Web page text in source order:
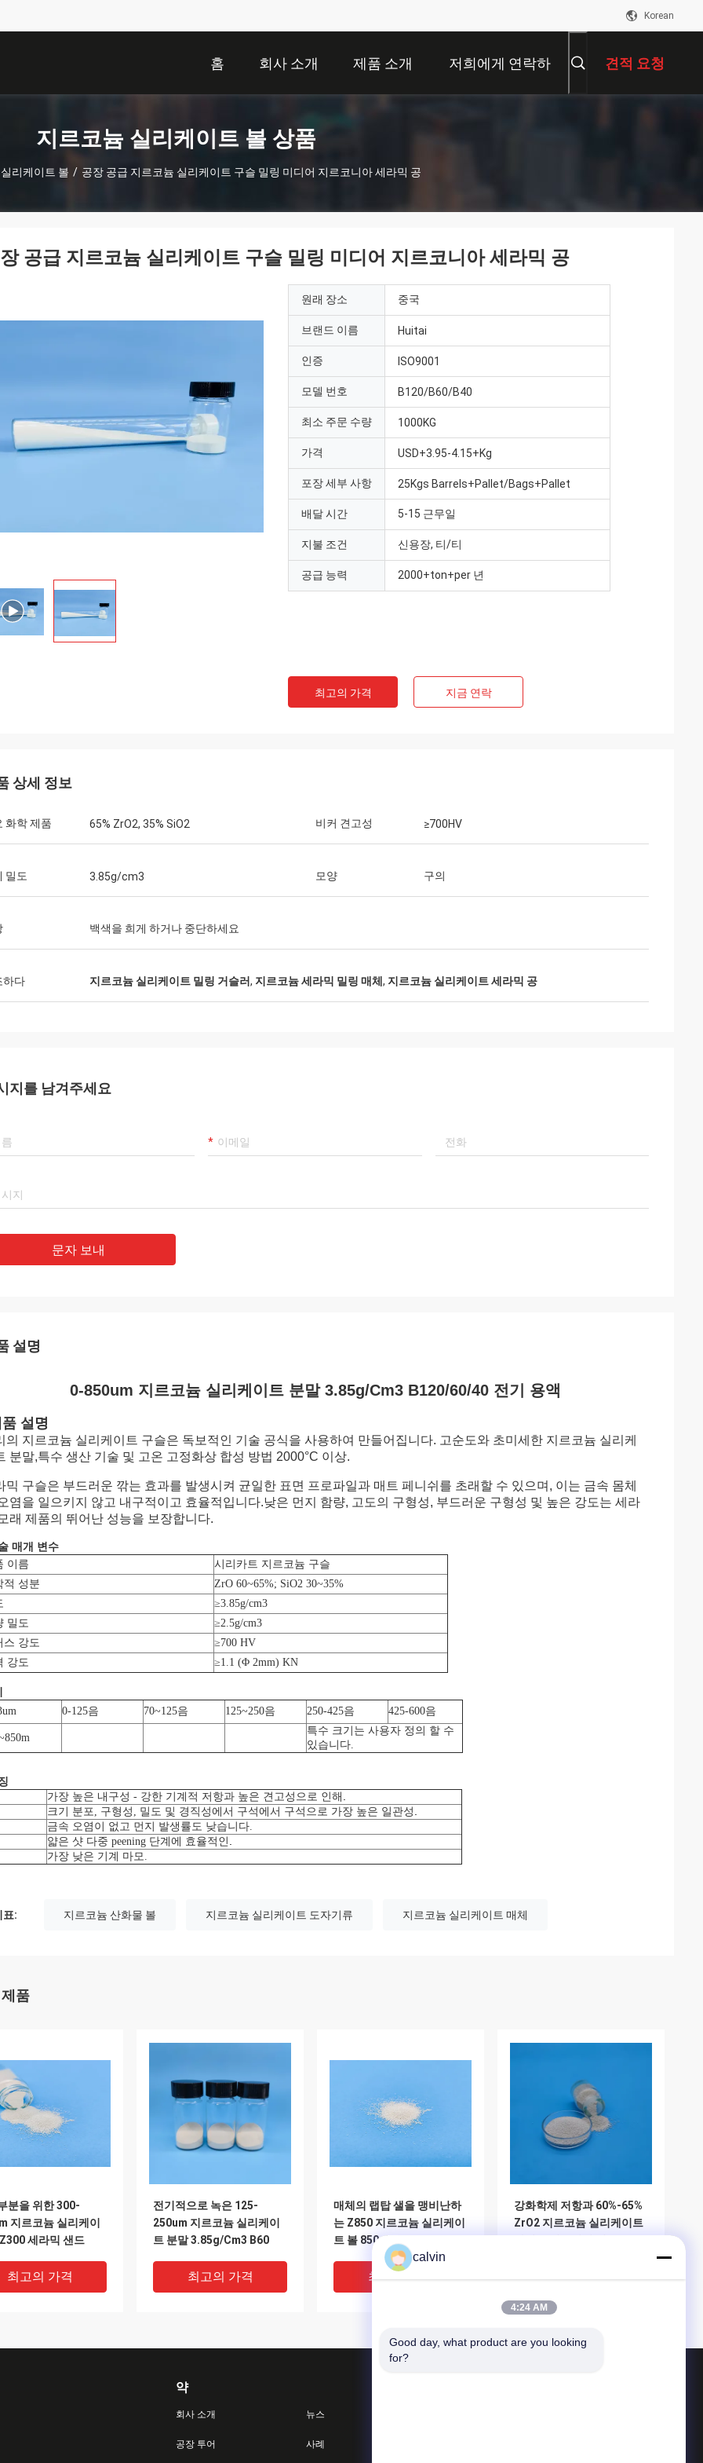
Korean
홈 회사 소개 제품 소개 저희에게 연락하 견적 요청
지르코늄 실리케이트 볼 상품
리케이트 볼 / 공장 공급 지르코늄 실리케이트 구슬 밀링 미디어 지르코니아 세라믹 공
공급 지르코늄 실리케이트 구슬 밀링 미디어 지르코니아 세라믹 공
원래 장소 중국
브랜드 이름 Huitai
인증 ISO9001
모델 번호 B120/B60/B40
최소 주문 수량 1000KG
가격 USD+3.95-4.15+Kg
포장 세부 사항 25Kgs Barrels+Pallet/Bags+Pallet
배달 시간 5-15 근무일
지불 조건 신용장, 티/티
공급 능력 2000+ton+per 년
최고의 가격 지금 연락
상세 정보
화학 제품 65% ZrO2, 35% SiO2 비커 견고성 ≥700HV
밀도 3.85g/cm3 모양 구의
백색을 희게 하거나 중단하세요
하다 지르코늄 실리케이트 밀링 거슬러, 지르코늄 세라믹 밀링 매체 , 지르코늄 실리케이트 세라믹 공
지를 남겨주세요
문자 보내
설명
0-850um 지르코늄 실리케이트 분말 3.85g/Cm3 B120/60/40 전기 용액
설명
의 지르코늄 실리케이트 구슬은 독보적인 기술 공식을 사용하여 만들어집니다. 고순도와 초미세한 지르코늄 실리케
분말,특수 생산 기술 및 고온 고정화상 합성 방법 2000°C 이상.
믹 구슬은 부드러운 깎는 효과를 발생시켜 균일한 표면 프로파일과 매트 페니쉬를 초래할 수 있으며, 이는 금속 몸체
염을 일으키지 않고 내구적이고 효율적입니다.낮은 먼지 함량, 고도의 구형성, 부드러운 구형성 및 높은 강도는 세라
래 제품의 뛰어난 성능을 보장합니다.
매개 변수
이름
시리카트 지르코늄 구슬
적 성분
ZrO 60~65%; SiO2 30~35%
≥3.85g/cm3
밀도
≥2.5g/cm3
스 강도
≥700 HV
강도
≥1.1 (Φ 2mm) KN
0-125음 70~125음 125~250음 250-425음 425-600음
특수 크기는 사용자 정의 할 수
있습니다.
가장 높은 내구성 - 강한 기계적 저항과 높은 견고성으로 인해
크기 분포, 구형성, 밀도 및 경직성에서 구석에서 구석으로 가장 높은 일관성
금속 오염이 없고 먼지 발생률도 낮습니다.
얇은 샷 다중 peening 단계에 효율적인
가장 낮은 기계 마모.
표: 지르코늄 산화물 볼 지르코늄 실리케이트 도자기류 지르코늄 실리케이트 매체
품
분을 위한 300-
지르코늄 실리케이
세라믹 샌드
최고의 가격
전기적으로 녹은 125-
250um 지르코늄 실리케이
트 분말 3.85g/Cm3 B60
최고의 가격
매체의 랩탑 샐을 맹비난하
는 Z850 지르코늄 실리케이
트 볼 850μM-1180μM Grit
최고의 가격
강화학제 저항과 60%-65%
ZrO2 지르코늄 실리케이트
최고의 가격
약
회사 소개
공장 투어
뉴스
사례
calvin
4:24 AM
Good day, what product are you looking
for?